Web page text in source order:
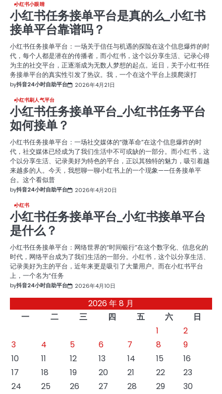
小红书小眼睛
小红书任务接单平台是真的么_小红书
接单平台靠谱吗？
小红书任务接单平台：一场关于信任与机遇的探险在这个信息爆炸的时
代，每个人都是潜在的传播者，而小红书，这个以分享生活、记录心得
为主的社交平台，正逐渐成为无数人梦想的起点。近日，关于小红书任
务接单平台的真实性引发了热议。我，一个在这个平台上摸爬滚打
by抖音24小时自助平台 2026年4月21日
小红书刷人气平台
小红书任务接单平台_小红书任务平台
如何接单？
小红书任务接单平台：一场社交媒体的“微革命”在这个信息爆炸的时
代，社交媒体已经成为了我们生活中不可或缺的一部分。而小红书，这
个以分享生活、记录美好为特色的平台，正以其独特的魅力，吸引着越
来越多的人。今天，我想聊一聊小红书上的一个现象——任务接单平
台。这个看似普
by抖音24小时自助平台 2026年4月20日
小红书
小红书任务接单平台_小红书接单平台
是什么？
小红书任务接单平台：网络世界的“时间银行”在这个数字化、信息化的
时代，网络平台成为了我们生活的一部分。小红书，这个以分享生活、
记录美好为主的平台，近年来更是吸引了大量用户。而在小红书平台
上，一个名为“任务
by抖音24小时自助平台 2026年4月10日
2026 年 8 月
一
二 三 四 五 六
日
1
2
3
4 5 6 7 8
9
10
11 12 13 14 15
16
17
18 19 20 21 22
23
24
25 26 27 28 29
30